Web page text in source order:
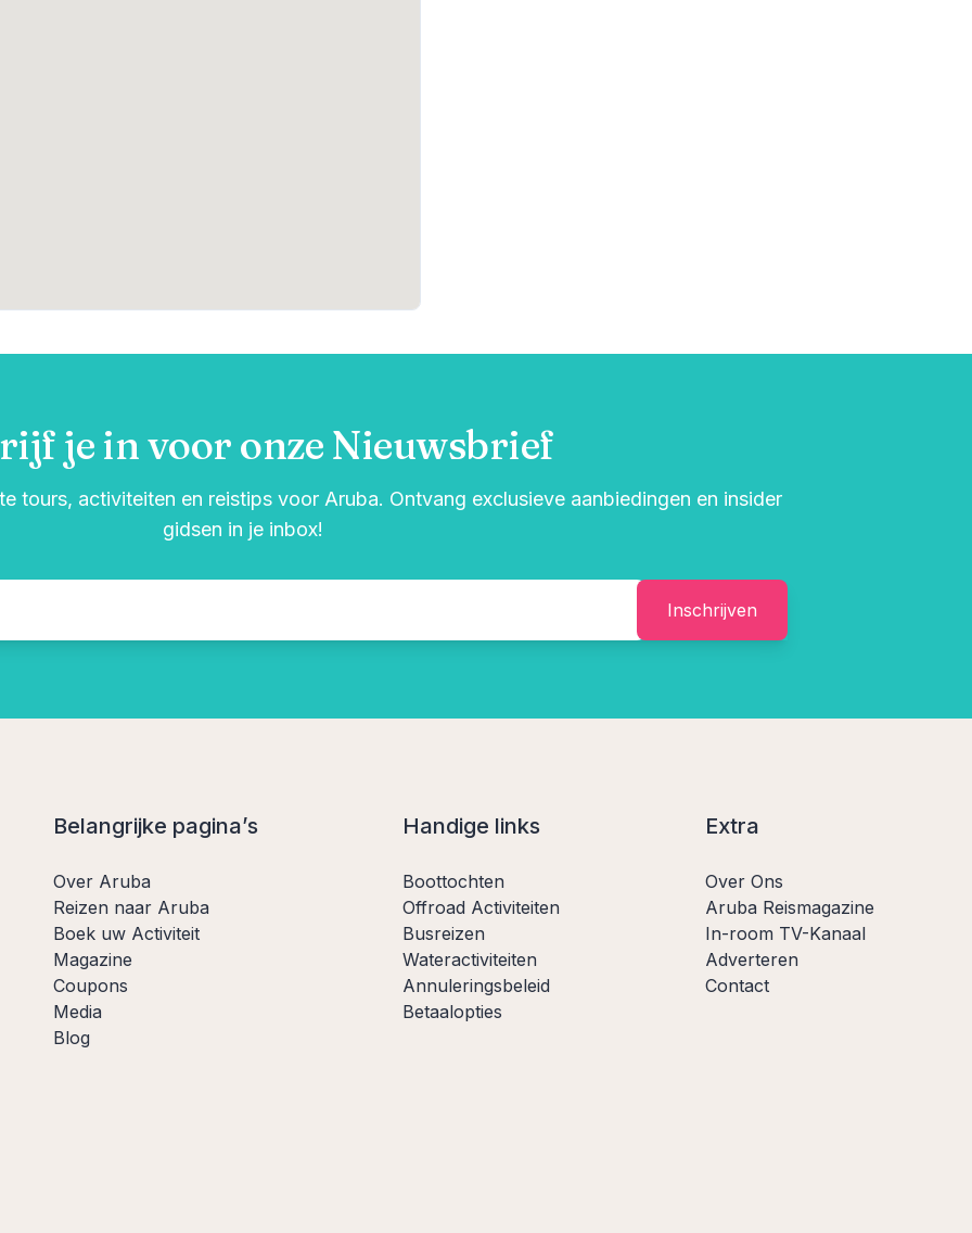
je in voor onze Nieuwsbrief
tours, activiteiten en reistips voor Aruba. Ontvang exclusieve aanbiedingen en insider
gidsen in je inbox!
Inschrijven
Belangrijke pagina’s
Over Aruba
Reizen naar Aruba
Boek uw Activiteit
Magazine
Coupons
Media
Blog
Handige links
Boottochten
Offroad Activiteiten
Busreizen
Wateractiviteiten
Annuleringsbeleid
Betaalopties
Extra
Over Ons
Aruba Reismagazine
In-room TV-Kanaal
Adverteren
Contact